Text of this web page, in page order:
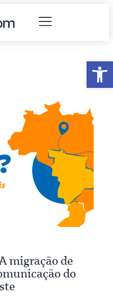
migração de
do